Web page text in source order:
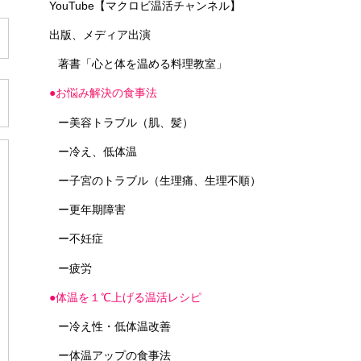
YouTube【マクロビ温活チャンネル】
出版、メディア出演
著書「心と体を温める料理教室」
●お悩み解決の食事法
ー美容トラブル（肌、髪）
ー冷え、低体温
ー子宮のトラブル（生理痛、生理不順）
ー更年期障害
ー不妊症
ー疲労
●体温を１℃上げる温活レシピ
ー冷え性・低体温改善
ー体温アップの食事法